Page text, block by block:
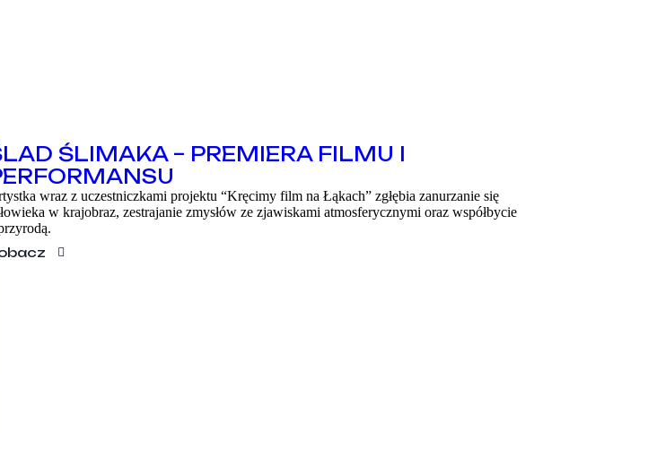
ŚLIMAKA – PREMIERA FILMU I
wraz z uczestniczkami projektu “Kręcimy film na Łąkach” zgłębia zanurzanie się
w krajobraz, zestrajanie zmysłów ze zjawiskami atmosferycznymi oraz współbycie